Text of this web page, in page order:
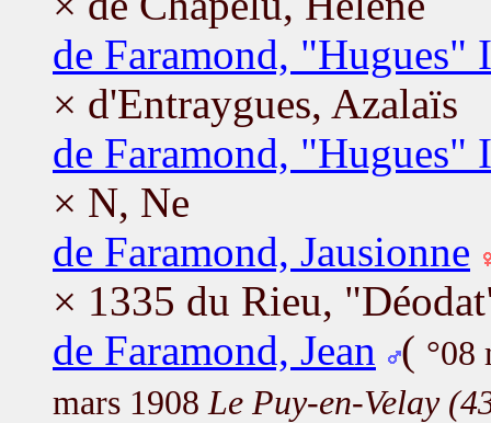
de Faramond, "Hugues"
× d'Entraygues, Azalaïs
de Faramond, "Hugues"
× N, Ne
de Faramond, Jausionne
× 1335 du Rieu,
de Faramond, Jean
( °08
mars 1908 Le Puy-en-Velay